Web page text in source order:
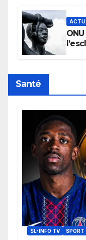
Santé
SL-INFO TV SPORT